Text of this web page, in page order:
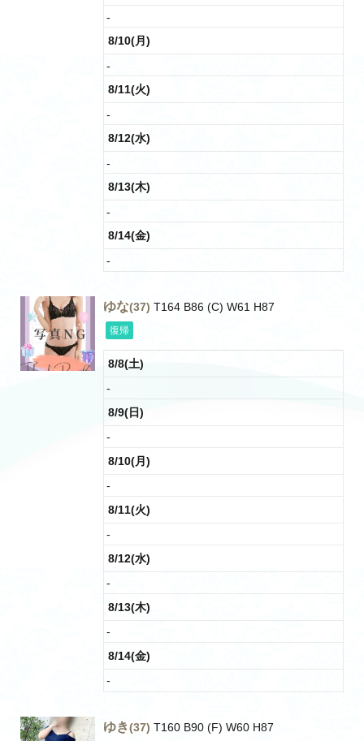
-
8/10(月)
-
8/11(火)
-
8/12(水)
-
8/13(木)
-
8/14(金)
-
ゆな(37) T164 B86 (C) W61 H87
復帰
8/8(土)
-
8/9(日)
-
8/10(月)
-
8/11(火)
-
8/12(水)
-
8/13(木)
-
8/14(金)
-
ゆき(37) T160 B90 (F) W60 H87